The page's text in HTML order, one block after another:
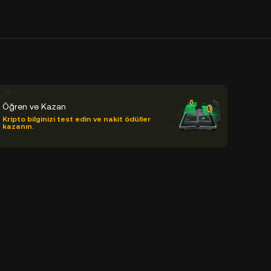
Öğren ve Kazan
Kripto bilginizi test edin ve nakit ödüller
kazanın.